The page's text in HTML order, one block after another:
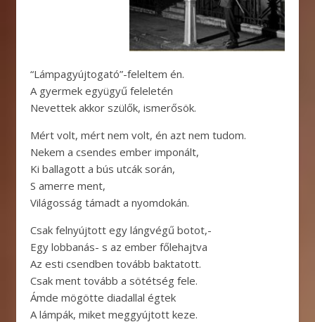
“Lámpagyújtogató”-feleltem én.
A gyermek együgyű feleletén
Nevettek akkor szülők, ismerősök.
Mért volt, mért nem volt, én azt nem tudom.
Nekem a csendes ember imponált,
Ki ballagott a bús utcák során,
S amerre ment,
Világosság támadt a nyomdokán.
Csak felnyújtott egy lángvégű botot,-
Egy lobbanás- s az ember főlehajtva
Az esti csendben tovább baktatott.
Csak ment tovább a sötétség fele.
Ámde mögötte diadallal égtek
A lámpák, miket meggyújtott keze.